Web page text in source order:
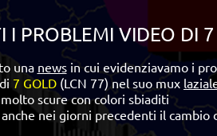
I PROBLEMI VIDEO DI
una newsin cui evidenziavamo i
7 GOLD (LCN 77) nel suo mux
scure con colori sbiaditi
nei giorni precedenti il cambio